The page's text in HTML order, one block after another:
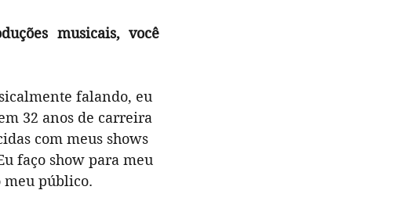
musicais, você
falando, eu
32 anos de carreira
com meus shows
faço show para meu
meu público.